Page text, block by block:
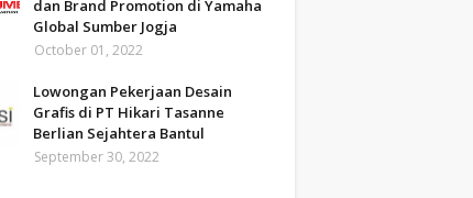
dan Brand Promotion di Yamaha
Global Sumber Jogja
October 01, 2022
Lowongan Pekerjaan Desain
Grafis di PT Hikari Tasanne
Berlian Sejahtera Bantul
September 30, 2022